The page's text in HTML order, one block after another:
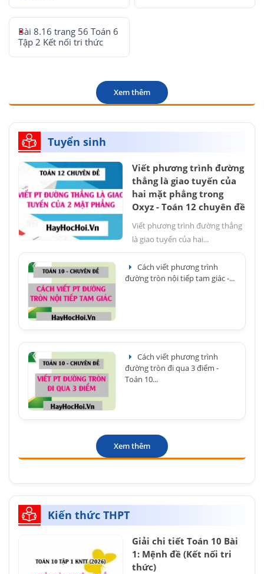
Bài 8.16 trang 56 Toán 6
Tập 2 Kết nối tri thức
Xem thêm
Tuyển sinh
Viết phương trình đường
thẳng là giao tuyến của
hai mặt phẳng trong
Oxyz - Toán 12 chuyên đề
Viết phương trình đường thẳng
là giao tuyến của hai...
Cách viết phương trình
đường tròn nội tiếp tam giác -...
Cách viết phương trình
đường tròn đi qua 3 điểm -
Toán 10...
Xem thêm
Kiến thức THPT
Giải chi tiết Toán 10 Bài
1: Mệnh đề (Kết nối tri
thức)